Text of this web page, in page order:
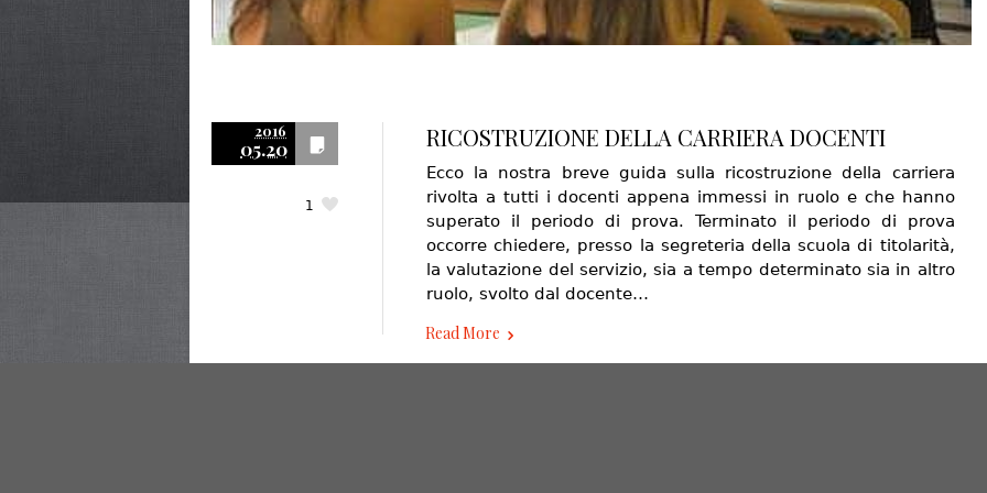
2016
05.20
1
RICOSTRUZIONE DELLA CARRIERA DOCENTI
Ecco la nostra breve guida sulla ricostruzione della carriera
rivolta a tutti i docenti appena immessi in ruolo e che hanno
superato il periodo di prova. Terminato il periodo di prova
occorre chiedere, presso la segreteria della scuola di titolarità,
la valutazione del servizio, sia a tempo determinato sia in altro
ruolo, svolto dal docente…
Read More